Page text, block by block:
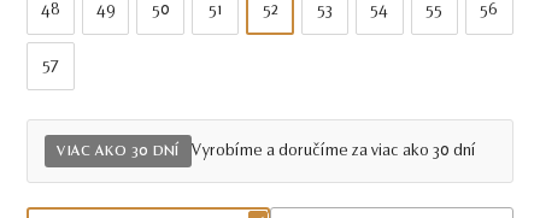
48 49 50 51 52 53 54 55 56
57
VIAC AKO 30 DNÍ Vyrobíme a doručíme za viac ako 30 dní